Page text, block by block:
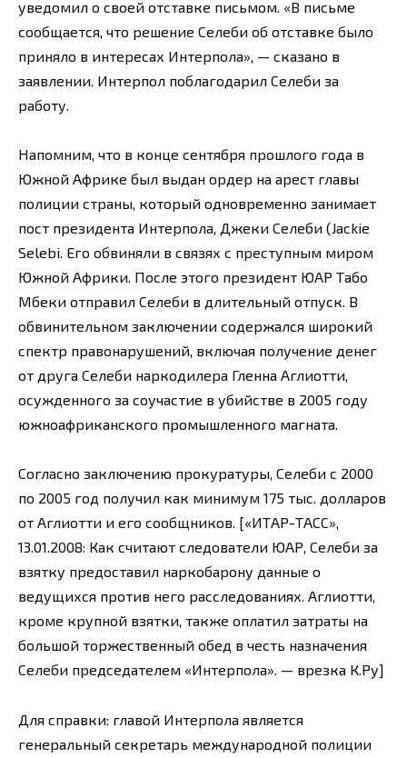
уведомил о своей отставке письмом. «В письме
сообщается, что решение Селеби об отставке было
приняло в интересах Интерпола», — сказано в
заявлении. Интерпол поблагодарил Селеби за
работу.
Напомним, что в конце сентября прошлого года в
Южной Африке был выдан ордер на арест главы
полиции страны, который одновременно занимает
пост президента Интерпола, Джеки Селеби (Jackie
Selebi. Его обвиняли в связях с преступным миром
Южной Африки. После этого президент ЮАР Табо
Мбеки отправил Селеби в длительный отпуск. В
обвинительном заключении содержался широкий
спектр правонарушений, включая получение денег
от друга Селеби наркодилера Гленна Аглиотти,
осужденного за соучастие в убийстве в 2005 году
южноафриканского промышленного магната.
Согласно заключению прокуратуры, Селеби с 2000
по 2005 год получил как минимум 175 тыс. долларов
от Аглиотти и его сообщников. [«ИТАР-ТАСС»,
13.01.2008: Как считают следователи ЮАР, Селеби за
взятку предоставил наркобарону данные о
ведущихся против него расследованиях. Аглиотти,
кроме крупной взятки, также оплатил затраты на
большой торжественный обед в честь назначения
Селеби председателем «Интерпола». — врезка К.Ру]
Для справки: главой Интерпола является
генеральный секретарь международной полиции